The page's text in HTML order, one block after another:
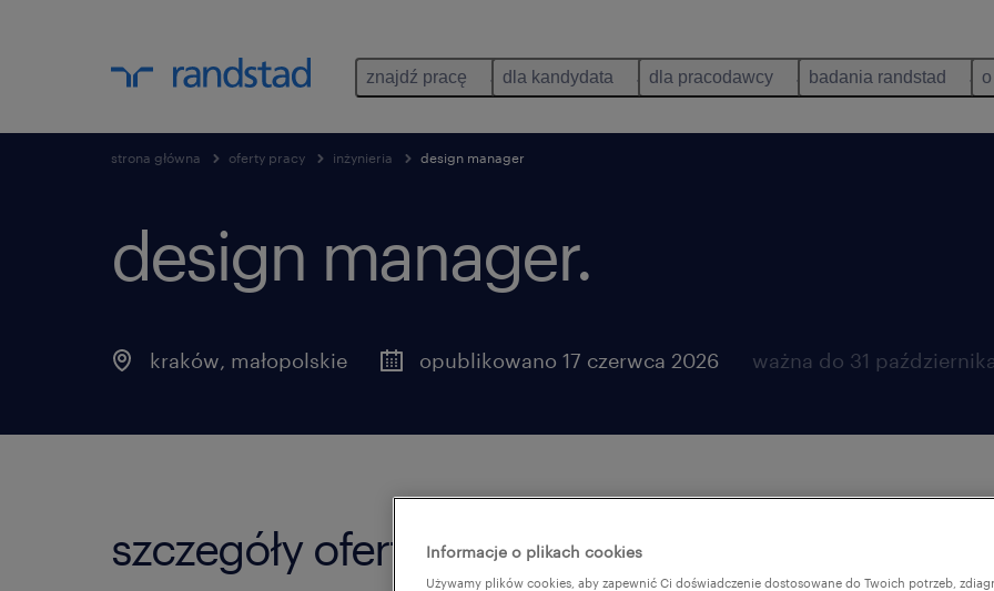
znajdź pracę dla kandydata dla pracodawcy badania randstad
strona główna oferty pracy inżynieria design manager
design manager.
kraków, małopolskie opublikowano 17 czerwca 2026 ważna do 31
szczegóły oferty Informacje o plikach cookies
Używamy plików cookies, aby zapewnić Ci doświadczenie dostosowane do Twoich potrzeb,